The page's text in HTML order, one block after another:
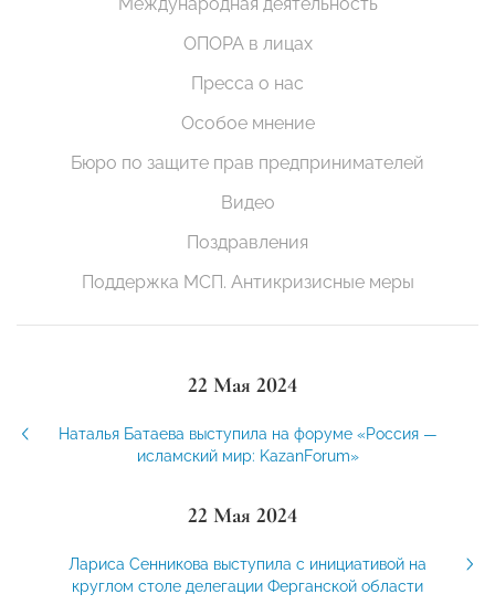
ОПОРА в лицах
Пресса о нас
Особое мнение
Бюро по защите прав предпринимателей
Видео
Поздравления
Поддержка МСП. Антикризисные меры
22 Мая 2024
Наталья Батаева выступила на форуме «Россия —
исламский мир: KazanForum»
22 Мая 2024
Лариса Сенникова выступила с инициативой на
круглом столе делегации Ферганской области